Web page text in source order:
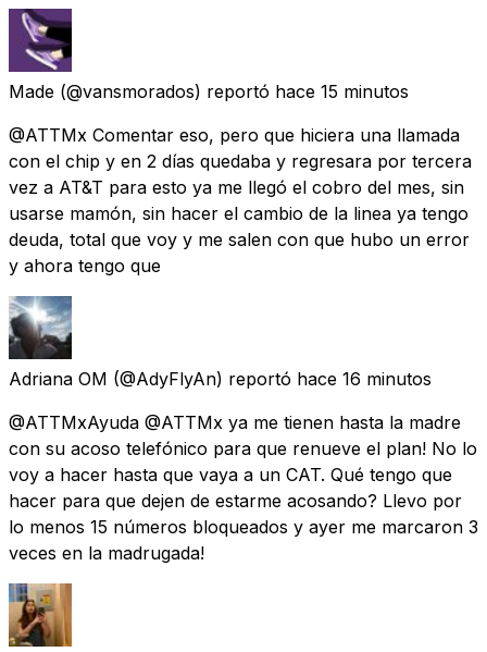
Made (@vansmorados) reportó hace 15 minutos
@ATTMx Comentar eso, pero que hiciera una llamada
con el chip y en 2 días quedaba y regresara por tercera
vez a AT&T para esto ya me llegó el cobro del mes, sin
usarse mamón, sin hacer el cambio de la linea ya tengo
deuda, total que voy y me salen con que hubo un error
y ahora tengo que
Adriana OM (@AdyFlyAn) reportó hace 16 minutos
@ATTMxAyuda @ATTMx ya me tienen hasta la madre
con su acoso telefónico para que renueve el plan! No lo
voy a hacer hasta que vaya a un CAT. Qué tengo que
hacer para que dejen de estarme acosando? Llevo por
lo menos 15 números bloqueados y ayer me marcaron 3
veces en la madrugada!